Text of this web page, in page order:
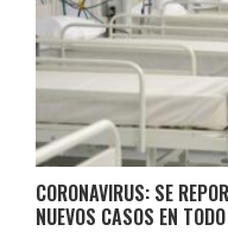
CORONAVIRUS: SE
NUEVOS CASOS EN